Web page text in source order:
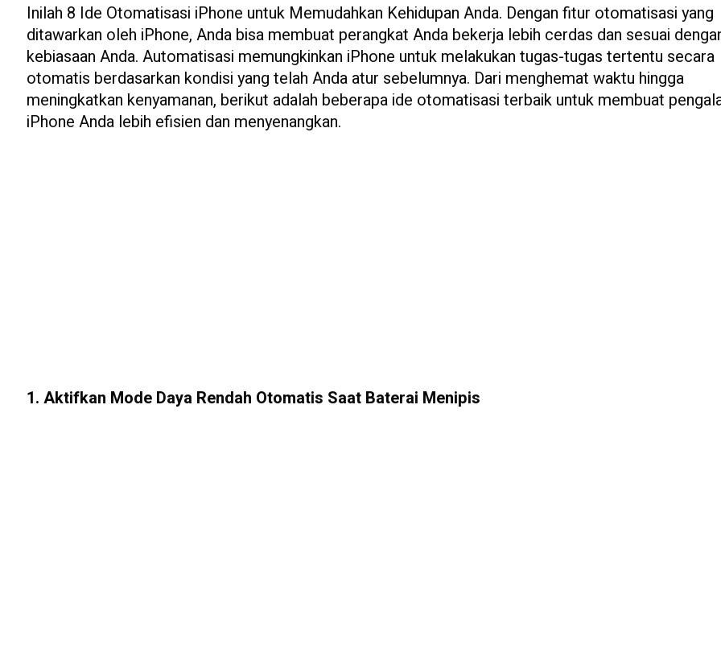
Inilah 8 Ide Otomatisasi iPhone untuk Memudahkan Kehidupan Anda. Dengan fitur otomatisasi yang
ditawarkan oleh iPhone, Anda bisa membuat perangkat Anda bekerja lebih cerdas dan sesuai
kebiasaan Anda. Automatisasi memungkinkan iPhone untuk melakukan tugas-tugas tertentu secara
otomatis berdasarkan kondisi yang telah Anda atur sebelumnya. Dari menghemat waktu hingga
meningkatkan kenyamanan, berikut adalah beberapa ide otomatisasi terbaik untuk membuat
iPhone Anda lebih efisien dan menyenangkan.
1. Aktifkan Mode Daya Rendah Otomatis Saat Baterai Menipis